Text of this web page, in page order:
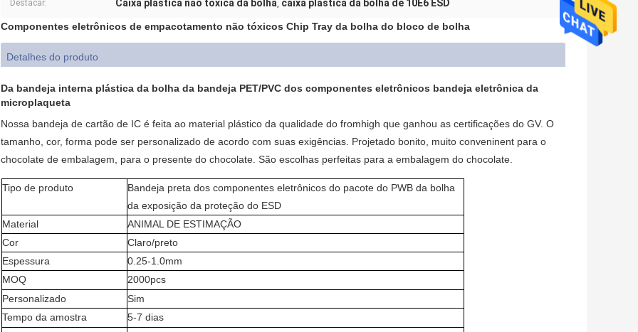
Destacar: Caixa plástica não tóxica da bolha, caixa plástica da bolha de 10E6 ESD
Componentes eletrônicos de empacotamento não tóxicos Chip Tray da bolha do bloco de bolha
Detalhes do produto
Da bandeja interna plástica da bolha da bandeja PET/PVC dos componentes eletrônicos bandeja eletrônica da
microplaqueta
Nossa bandeja de cartão de IC é feita ao material plástico da qualidade do fromhigh que ganhou as certificações do GV. O
tamanho, cor, forma pode ser personalizado de acordo com suas exigências. Projetado bonito, muito conveninent para o
chocolate de embalagem, para o presente do chocolate. São escolhas perfeitas para a embalagem do chocolate.
Tipo de produto
Bandeja preta dos componentes eletrônicos do pacote do PWB da bolha
da exposição da proteção do ESD
Material
ANIMAL DE ESTIMAÇÃO
Cor
Claro/preto
Espessura
0.25-1.0mm
MOQ
2000pcs
Personalizado
Sim
Tempo da amostra
5-7 dias